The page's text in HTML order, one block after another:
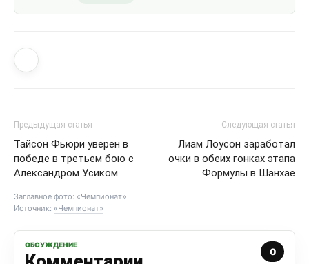
Предыдущая статья
Тайсон Фьюри уверен в
победе в третьем бою с
Александром Усиком
Следующая статья
Лиам Лоусон заработал
очки в обеих гонках этапа
Формулы в Шанхае
Заглавное фото: «Чемпионат»
Источник: «Чемпионат»
ОБСУЖДЕНИЕ
0